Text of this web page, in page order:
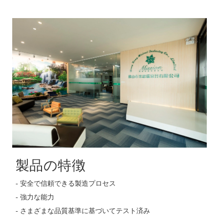
製品の特徴
- 安全で信頼できる製造プロセス
- 強力な能力
- さまざまな品質基準に基づいてテスト済み